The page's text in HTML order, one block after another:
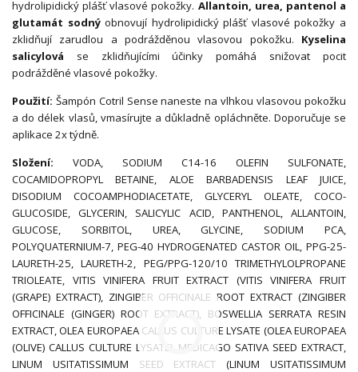
hydrolipidický plášť vlasové pokožky. Allantoin, urea, pantenol a
glutamát sodnýobnovují hydrolipidický plášť vlasové pokožky a
zklidňují zarudlou a podrážděnou vlasovou pokožku. Kyselina
salicylová se zklidňujícími účinky pomáhá snižovat pocit
podrážděné vlasové pokožky.
Použití: Šampón Cotril Sense naneste na vlhkou vlasovou pokožku
a do délek vlasů, vmasírujte a důkladně opláchněte. Doporučuje se
aplikace 2x týdně.
Složení: VODA, SODIUM C14-16 OLEFIN SULFONATE,
COCAMIDOPROPYL BETAINE, ALOE BARBADENSIS LEAF JUICE,
DISODIUM COCOAMPHODIACETATE, GLYCERYL OLEATE, COCO-
GLUCOSIDE, GLYCERIN, SALICYLIC ACID, PANTHENOL, ALLANTOIN,
GLUCOSE, SORBITOL, UREA, GLYCINE, SODIUM PCA,
POLYQUATERNIUM-7, PEG-40 HYDROGENATED CASTOR OIL, PPG-25-
LAURETH-25, LAURETH-2, PEG/PPG-120/10 TRIMETHYLOLPROPANE
TRIOLEATE, VITIS VINIFERA FRUIT EXTRACT (VITIS VINIFERA FRUIT
(GRAPE) EXTRACT), ZINGIBER OFFICINALE ROOT EXTRACT (ZINGIBER
OFFICINALE (GINGER) ROOT EXTRACT), BOSWELLIA SERRATA RESIN
EXTRACT, OLEA EUROPAEA CALLUS CULTURE LYSATE (OLEA EUROPAEA
(OLIVE) CALLUS CULTURE LYSATE), MEDICAGO SATIVA SEED EXTRACT,
LINUM USITATISSIMUM SEED EXTRACT (LINUM USITATISSIMUM